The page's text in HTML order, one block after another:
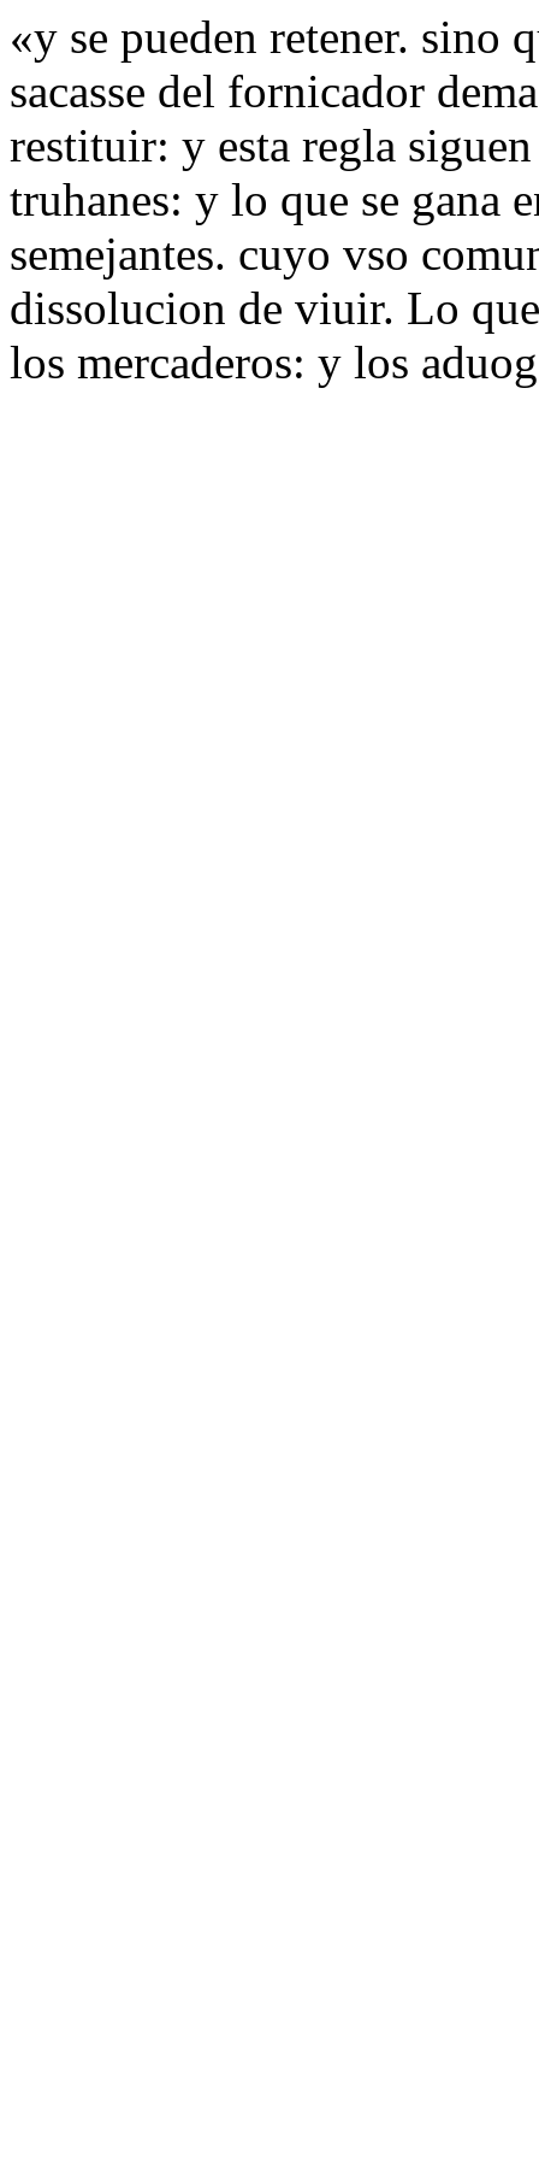
«y se pueden retener. sino
sacasse del fornicador
restituir: y esta regla
truhanes: y lo que se gana
semejantes. cuyo vso
dissolucion de viuir. Lo
los mercaderos: y los